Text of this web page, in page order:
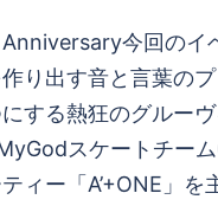
今回のイ
り出す音と言葉のプ
する熱狂のグルー
スケートチー
ィー「A’+ONE」